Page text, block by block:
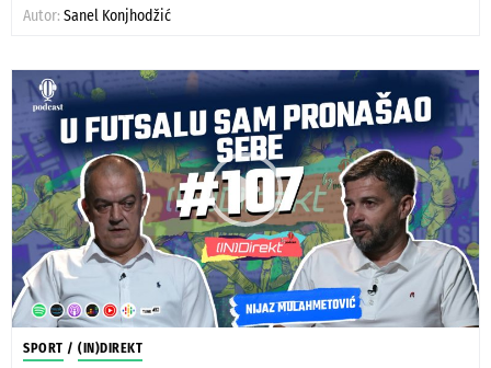
Autor: Sanel Konjhodžić
SPORT / (IN)DIREKT